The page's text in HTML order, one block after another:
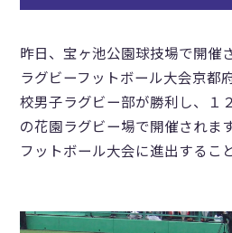
昨日、宝ヶ池公園球技場で開催
ラグビーフットボール大会京都
校男子ラグビー部が勝利し、１
の花園ラグビー場で開催されま
フットボール大会に進出するこ